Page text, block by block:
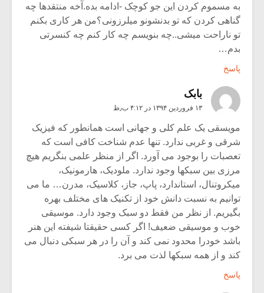
به مسموم کردن این جو کوچک -ادامه بده.آخه منتقدها چه
گناهی کردن که تو بدنشونو میلرزونی؟من هر کاری بکنم
تو ناراحت میشی..چه بنویسم چه کار کنم چه کنسرتی
بدم…
پاسخ
بابک
۱۳ فروردین ۱۳۹۴ در ۴:۱۲ ب٫ظ
مویسقی یک علم کلی و جهانی است همانطور که فیزیک
شرقی و غربی ندارد. تنها عدم شناخت کافی است که
تعصبات را بوجود می آورد. اگر از منظر علمی بنگریم هیچ
مرزی بین سبکها وجود ندارد. ملودیک، هارمونیک،
میکروتنال، استاندارد، پاپ، جاز، کلاسیک، مدرن… ما می
توانیم به نسبت دانش خود از تکنیک های مختلف بهره
بگیریم. از نظر من فقط دو سبک وجود دارد. موسیقی
خوب و موسیقی ضعیف! اگر کسی حقیقتا شیفته این هنر
باشد خودرا محدود نمی کند و آن را در هر سبکی دنبال می
کند و از همه سبکها لذت می برد.
پاسخ